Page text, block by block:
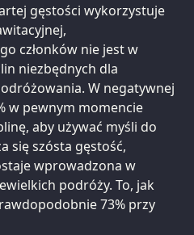
gęstości wykorzystuje
członków nie jest w
niezbędnych dla
W negatywnej
w pewnym momencie
aby używać myśli do
się szósta gęstość,
wprowadzona w
podróży. To, jak
73% przy